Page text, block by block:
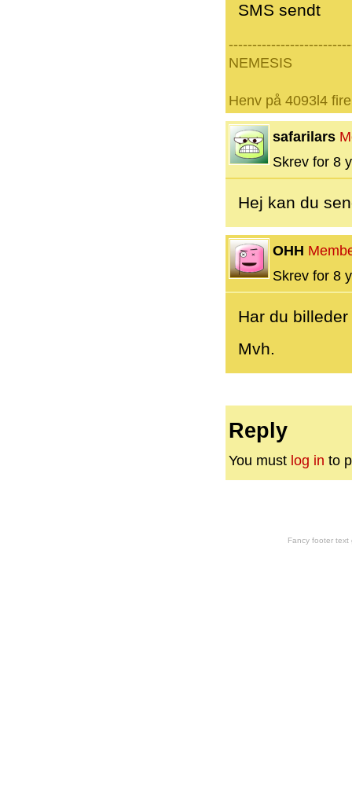
SMS sendt
NEMESIS
Henv på 4093l4
safarilars
Skrev for 8
Hej kan du
OHH
Skrev for 8
Har du
Mvh.
Reply
You must log in to
Fancy footer